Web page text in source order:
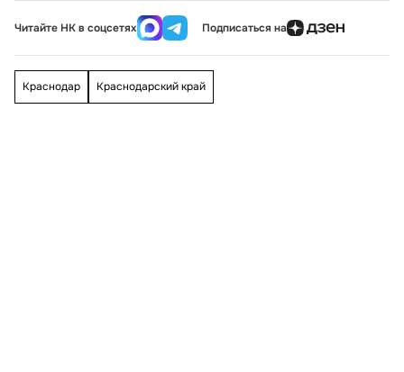
Читайте НК в соцсетях Подписаться на
Краснодар Краснодарский край